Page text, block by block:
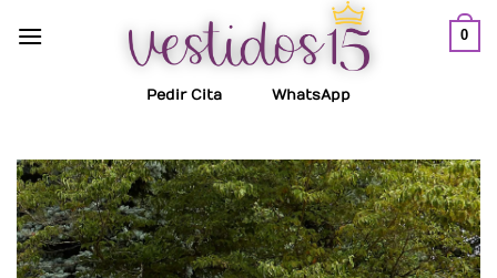
0
Pedir Cita WhatsApp